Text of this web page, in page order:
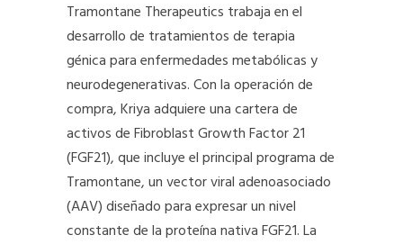
Tramontane Therapeutics trabaja en el
desarrollo de tratamientos de terapia
génica para enfermedades metabólicas y
neurodegenerativas. Con la operación de
compra, Kriya adquiere una cartera de
activos de Fibroblast Growth Factor 21
(FGF21), que incluye el principal programa de
Tramontane, un vector viral adenoasociado
(AAV) diseñado para expresar un nivel
constante de la proteína nativa FGF21. La